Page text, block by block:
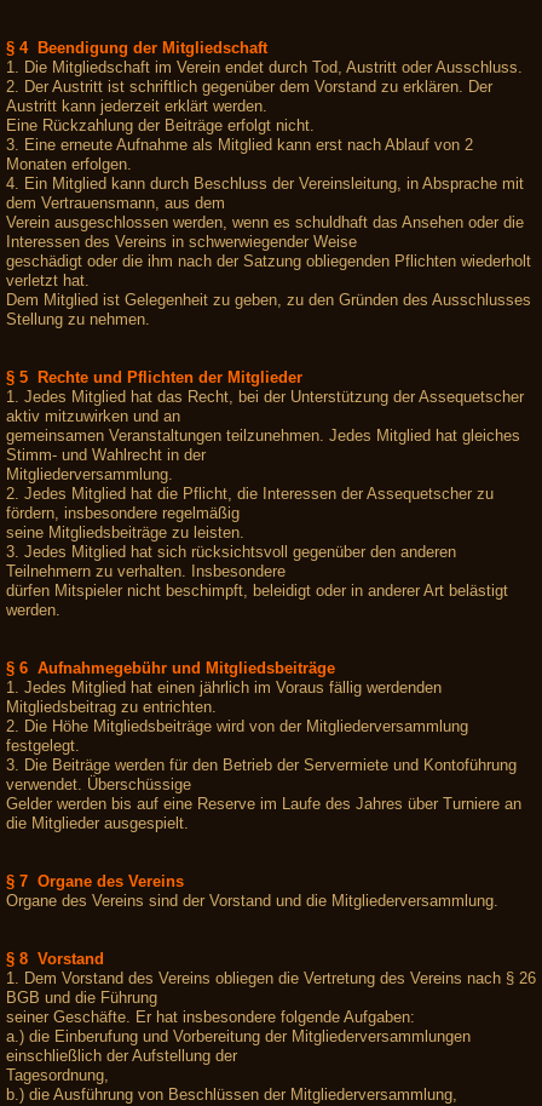
§ 4 Beendigung der Mitgliedschaft
1. Die Mitgliedschaft im Verein endet durch Tod, Austritt oder Ausschluss.
2. Der Austritt ist schriftlich gegenüber dem Vorstand zu erklären. Der
Austritt kann jederzeit erklärt werden.
Eine Rückzahlung der Beiträge erfolgt nicht.
3. Eine erneute Aufnahme als Mitglied kann erst nach Ablauf von 2
Monaten erfolgen.
4. Ein Mitglied kann durch Beschluss der Vereinsleitung, in Absprache mit
dem Vertrauensmann, aus dem
Verein ausgeschlossen werden, wenn es schuldhaft das Ansehen oder die
Interessen des Vereins in schwerwiegender Weise
geschädigt oder die ihm nach der Satzung obliegenden Pflichten wiederholt
verletzt hat.
Dem Mitglied ist Gelegenheit zu geben, zu den Gründen des Ausschlusses
Stellung zu nehmen.
§ 5 Rechte und Pflichten der Mitglieder
1. Jedes Mitglied hat das Recht, bei der Unterstützung der Assequetscher
aktiv mitzuwirken und an
gemeinsamen Veranstaltungen teilzunehmen. Jedes Mitglied hat gleiches
Stimm- und Wahlrecht in der
Mitgliederversammlung.
2. Jedes Mitglied hat die Pflicht, die Interessen der Assequetscher zu
fördern, insbesondere regelmäßig
seine Mitgliedsbeiträge zu leisten.
3. Jedes Mitglied hat sich rücksichtsvoll gegenüber den anderen
Teilnehmern zu verhalten. Insbesondere
dürfen Mitspieler nicht beschimpft, beleidigt oder in anderer Art belästigt
werden.
§ 6 Aufnahmegebühr und Mitgliedsbeiträge
1. Jedes Mitglied hat einen jährlich im Voraus fällig werdenden
Mitgliedsbeitrag zu entrichten.
2. Die Höhe Mitgliedsbeiträge wird von der Mitgliederversammlung
festgelegt.
3. Die Beiträge werden für den Betrieb der Servermiete und Kontoführung
verwendet. Überschüssige
Gelder werden bis auf eine Reserve im Laufe des Jahres über Turniere an
die Mitglieder ausgespielt.
§ 7 Organe des Vereins
Organe des Vereins sind der Vorstand und die Mitgliederversammlung.
§ 8 Vorstand
1. Dem Vorstand des Vereins obliegen die Vertretung des Vereins nach § 26
BGB und die Führung
seiner Geschäfte. Er hat insbesondere folgende Aufgaben:
a.) die Einberufung und Vorbereitung der Mitgliederversammlungen
einschließlich der Aufstellung der
Tagesordnung,
b.) die Ausführung von Beschlüssen der Mitgliederversammlung,